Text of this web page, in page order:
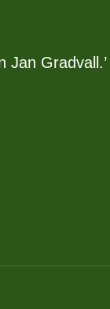
Jan Gradvall.’